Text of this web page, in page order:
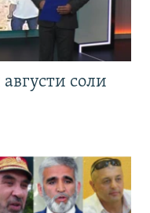
соли